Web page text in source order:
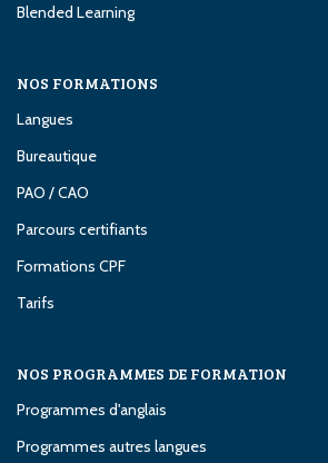
Blended Learning
NOS FORMATIONS
Langues
Bureautique
PAO / CAO
Parcours certifiants
Formations CPF
Tarifs
NOS PROGRAMMES DE FORMATION
Programmes d'anglais
Programmes autres langues